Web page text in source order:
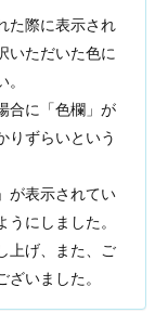
た際に表示され
いただいた色に
合に「色欄」が
りずらいという
が表示されてい
にしました。
上げ、また、ご
いました。